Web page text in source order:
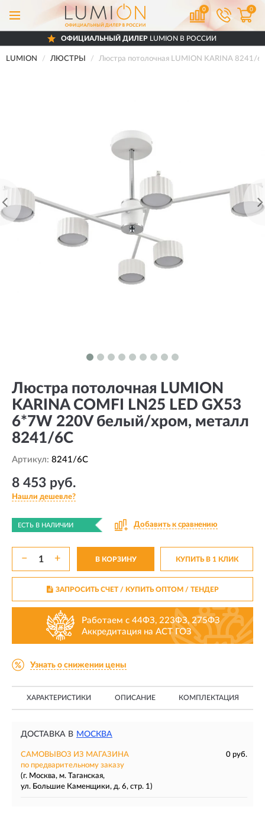
0 0
ОФИЦИАЛЬНЫЙ ДИЛЕР LUMION В РОССИИ
LUMION ЛЮСТРЫ Люстра потолочная LUMION KARINA 8241/
Люстра потолочная LUMION
KARINA COMFI LN25 LED GX53
6*7W 220V белый/хром, металл
8241/6C
Артикул: 8241/6C
8 453 руб.
Нашли дешевле?
ЕСТЬ В НАЛИЧИИ Добавить к сравнению
− + В КОРЗИНУ КУПИТЬ В 1 КЛИК
ЗАПРОСИТЬ СЧЕТ / КУПИТЬ ОПТОМ/ ТЕНДЕР
Работаем с 44ФЗ, 223ФЗ, 275ФЗ
Аккредитация на АСТ ГОЗ
Узнать о снижении цены
ХАРАКТЕРИСТИКИ ОПИСАНИЕ КОМПЛЕКТАЦИЯ
ДОСТАВКА В МОСКВА
САМОВЫВОЗ ИЗ МАГАЗИНА
0 руб.
по предварительному заказу
(г. Москва, м. Таганская,
ул. Большие Каменщики, д. 6, стр. 1)